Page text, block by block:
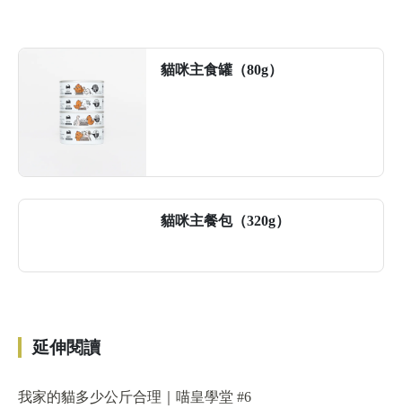
貓咪主食罐（80g）
貓咪主餐包（320g）
延伸閱讀
我家的貓多少公斤合理｜喵皇學堂 #6